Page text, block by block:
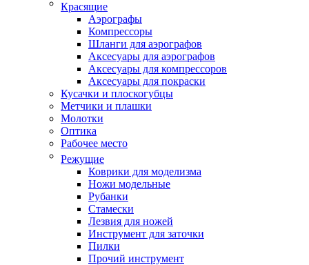
Красящие
Аэрографы
Компрессоры
Шланги для аэрографов
Аксесуары для аэрографов
Аксесуары для компрессоров
Аксесуары для покраски
Кусачки и плоскогубцы
Метчики и плашки
Молотки
Оптика
Рабочее место
Режущие
Коврики для моделизма
Ножи модельные
Рубанки
Стамески
Лезвия для ножей
Инструмент для заточки
Пилки
Прочий инструмент